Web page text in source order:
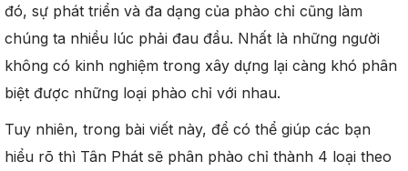
đó, sự phát triển và đa dạng của phào chỉ cũng làm
chúng ta nhiều lúc phải đau đầu. Nhất là những người
không có kinh nghiệm trong xây dựng lại càng khó phân
biệt được những loại phào chỉ với nhau.
Tuy nhiên, trong bài viết này, để có thể giúp các bạn
hiểu rõ thì Tân Phát sẽ phân phào chỉ thành 4 loại theo